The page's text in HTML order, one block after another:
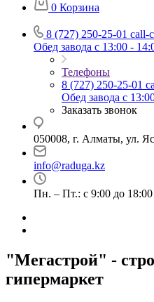
0 Корзина
8 (727) 250-25-01 call-
Обед завода с 13:00 -
Телефоны
8 (727) 250-25-01
Обед завода с
Заказать звонок
050008, г. Алматы, ул.
info@raduga.kz
Пн. – Пт.: с 9:00 до 18:00
"Мегастрой" -
гипермаркет